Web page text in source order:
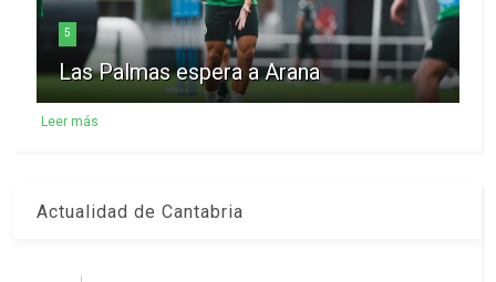
5
Las Palmas espera a Arana
Leer más
Actualidad de Cantabria